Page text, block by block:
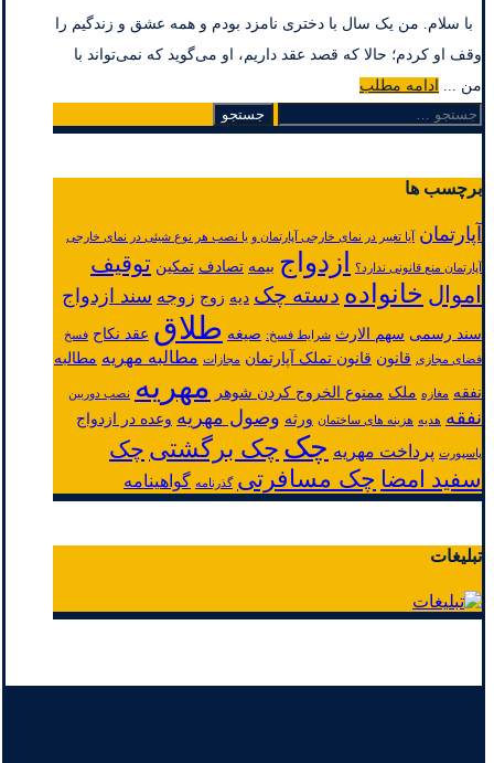
با سلام. من یک سال با دختری نامزد بودم و همه عشق و زندگیم را
وقف او کردم؛ حالا که قصد عقد داریم، او می‌گوید که نمی‌تواند با
من ... ادامه مطلب
جستجو
برای:
برچسب ها
آپارتمان آیا تغییر در نمای خارجی آپارتمان و یا نصب هر نوع شیئی در نمای خارجی
آپارتمان منع قانونی ندارد؟ ازدواج بیمه تصادف تمکین توقیف
اموال خانواده دسته چک دیه زوج زوجه سند ازدواج
سند رسمی سهم الارث شرایط فسخ: صیغه طلاق عقد نکاح فسخ
فضای مجازی قانون قانون تملک آپارتمان مجازات مطالبه مهریه مطالبه
نفقه مغازه ملک ممنوع الخروج کردن شوهر مهریه نصب دوربین
نفقه هدیه هزینه های ساختمان ورثه وصول مهریه وعده در ازدواج
پاسپورت پرداخت مهریه چک چک برگشتی چک
سفید امضا چک مسافرتی گذرنامه گواهینامه
تبلیغات